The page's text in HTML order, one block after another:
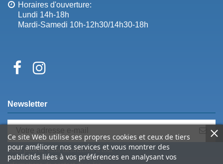
Horaires d'ouverture:
Lundi 14h-18h
Mardi-Samedi 10h-12h30/14h30-18h
Ce site Web utilise ses propres cookies et ceux de tiers
pour améliorer nos services et vous montrer des
publicités liées à vos préférences en analysant vos
Newsletter
Vous pouvez vous désinscrire à tout
moment. Vous trouverez pour cela nos